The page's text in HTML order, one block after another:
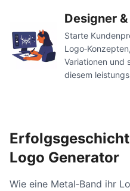
Designer
Starte
Variationen und
diesem
Logo Generator
Wie eine Metal‑Band ihr